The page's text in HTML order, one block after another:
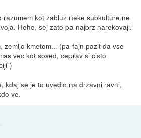
razumem kot zabluz neke subkulture ne
Hehe, sej zato pa najbrz narekovaji.
zemljo kmetom... (pa fajn pazit da vse
vec kot sosed, ceprav si cisto
kdaj se je to uvedlo na drzavni ravni,
ve.